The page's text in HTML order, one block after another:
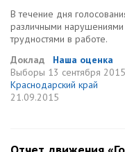
В течение дня
различными нарушениями
трудностями в работе.
Доклад
Наша оценка
Выборы 13 сентября 2015
Краснодарский край
21.09.2015